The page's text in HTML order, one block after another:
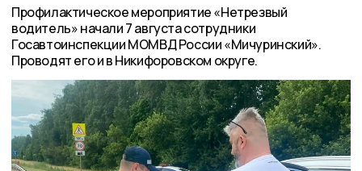
Профилактическое мероприятие «Нетрезвый
водитель» начали 7 августа сотрудники
Госавтоинспекции МОМВД России «Мичуринский».
Проводят его и в Никифоровском округе.